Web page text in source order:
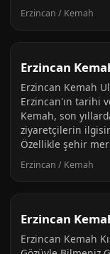
Erzincan / Kemah
Erzincan
Erzincan Kemah
Erzincan'ın tarihi
Kemah, son
ziyaretçilerin
Özellikle şehir
Erzincan / Kemah
Erzincan
Erzincan Kemah